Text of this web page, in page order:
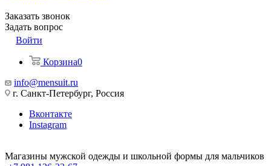
Заказать звонок
Задать вопрос
Войти
Корзина0
info@mensuit.ru
г. Санкт-Петербург, Россия
Вконтакте
Instagram
Магазины мужской одежды и школьной формы для мальчиков